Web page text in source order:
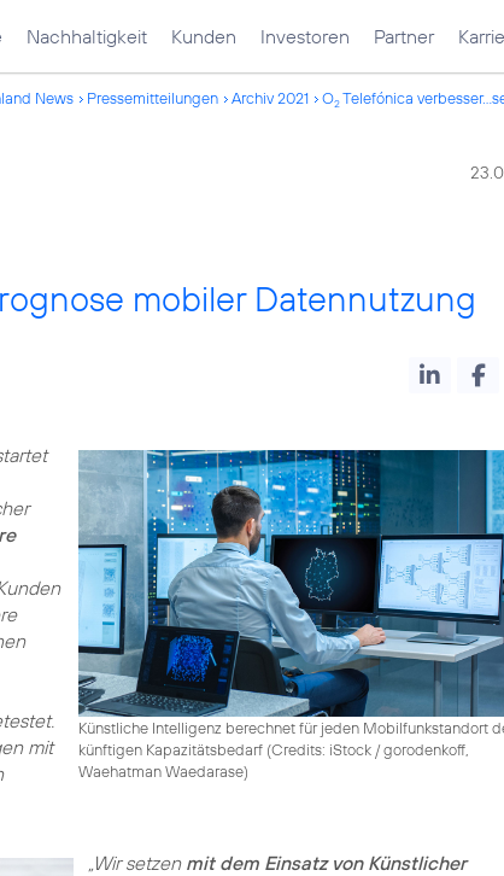
Nachhaltigkeit Kunden Investoren Partner
News Pressemitteilungen Archiv 2021 O2Telefónica
mobiler Datennutzung
Künstliche Intelligenz berechnet für jeden Mobilfunkstandort
künftigen Kapazitätsbedarf (Credits: iStock / gorodenkoff,
Waehatman Waedarase)
mit
„Wir setzen mit dem Einsatz von Künstlicher